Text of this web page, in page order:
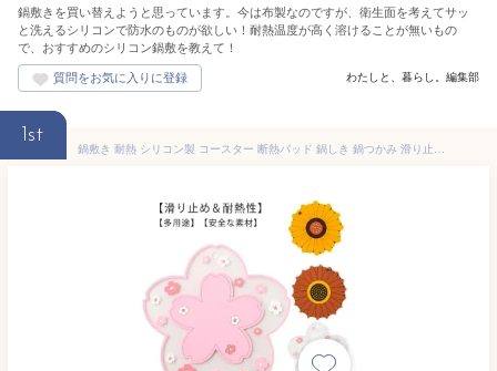
鍋敷きを買い替えようと思っています。今は布製なのですが、衛生面を考えてサッ
と洗えるシリコンで防水のものが欲しい！耐熱温度が高く溶けることが無いもの
で、おすすめのシリコン鍋敷を教えて！
わたしと、暮らし。編集部
1st
鍋敷き 耐熱 シリコン製 コースター 断熱パッド 鍋しき 鍋つかみ 滑り止め 防水 厚手 耐熱シリコン オーブンマット お鍋シート 台所シート 絶縁 柔軟 カップシート 耐熱皿マット 厚さ2.8mm ひまわり/桜